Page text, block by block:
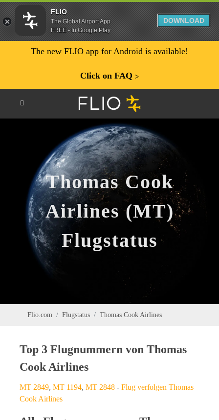
The new FLIO app for Android is available!
Click on FAQ ᐳ
Thomas Cook
Airlines (MT)
Flugstatus
Flio.com Flugstatus Thomas Cook Airlines
Top 3 Flugnummern von Thomas
Cook Airlines
MT 2849, MT 1194, MT 2848 - Flug verfolgen Thomas
Cook Airlines
FLIO
The Global Airport App
FREE - In Google Play
DOWNLOAD